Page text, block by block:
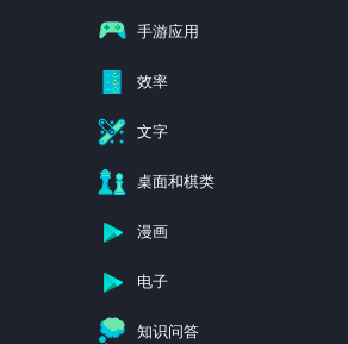
手游应用
效率
文字
桌面和棋类
漫画
电子
知识问答